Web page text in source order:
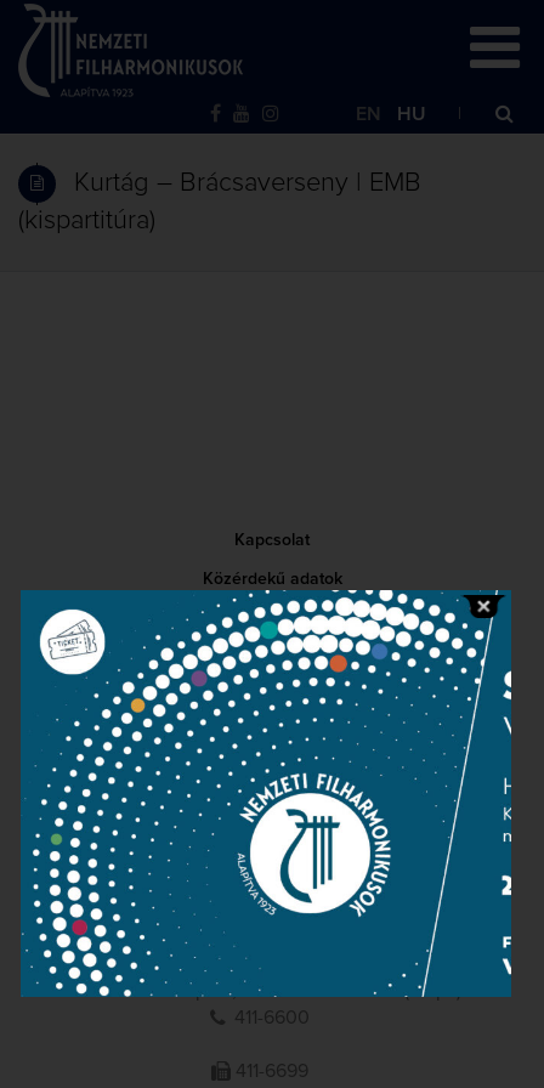
EN HU
Kurtág – Brácsaverseny | EMB
(kispartitúra)
Kapcsolat
Közérdekű adatok
Sajtószoba
Adatvédelem
Impresszum
NEMZETI
FILHARMONIKUSOK
1095 Budapest, Komor Marcell u. 1. (Müpa)
411-6600
411-6699